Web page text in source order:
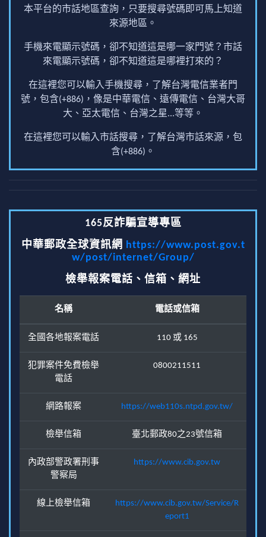
本平台的市話地區查詢，只要搜尋號碼即可馬上知道
來源地區。
手機來電顯示號碼，卻不知道這是哪一家門號？市話
來電顯示號碼，卻不知道這是哪裡打來的？
在這裡您可以輸入手機搜尋，了解台灣電信業者門
號，包含(+886)，像是中華電信、遠傳電信、台灣大哥
大、亞太電信、台灣之星...等等。
在這裡您可以輸入市話搜尋，了解台灣市話來源，包
含(+886)。
165反詐騙宣導專區
中華郵政全球資訊網 https://www.post.gov.t
w/post/internet/Group/
檢舉報案電話、信箱、網址
名稱 電話或信箱
全國各地報案電話 110 或 165
犯罪案件免費檢舉
電話
0800211511
網路報案 https://web110s.ntpd.gov.tw/
檢舉信箱 臺北郵政80之23號信箱
內政部警政署刑事
警察局
https://www.cib.gov.tw
線上檢舉信箱
https://www.cib.gov.tw/Service/R
eport1